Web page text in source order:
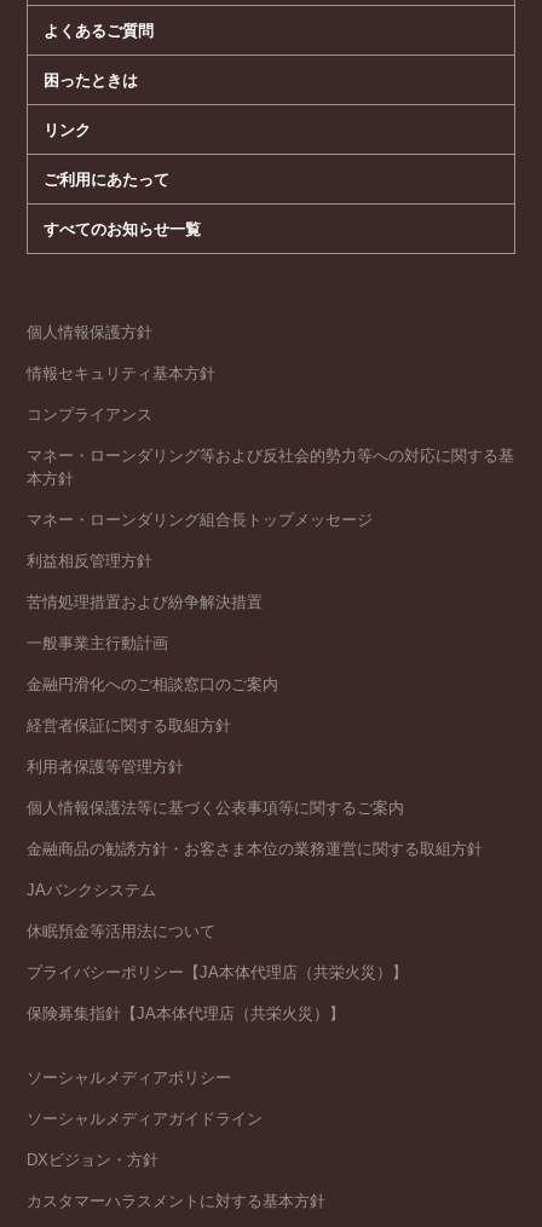
よくあるご質問
困ったときは
リンク
ご利用にあたって
すべてのお知らせ一覧
個人情報保護方針
情報セキュリティ基本方針
コンプライアンス
マネー・ローンダリング等および反社会的勢力等への対応に関する基
本方針
マネー・ローンダリング組合長トップメッセージ
利益相反管理方針
苦情処理措置および紛争解決措置
一般事業主行動計画
金融円滑化へのご相談窓口のご案内
経営者保証に関する取組方針
利用者保護等管理方針
個人情報保護法等に基づく公表事項等に関するご案内
金融商品の勧誘方針・お客さま本位の業務運営に関する取組方針
JAバンクシステム
休眠預金等活用法について
プライバシーポリシー【JA本体代理店（共栄火災）】
保険募集指針【JA本体代理店（共栄火災）】
ソーシャルメディアポリシー
ソーシャルメディアガイドライン
DXビジョン・方針
カスタマーハラスメントに対する基本方針